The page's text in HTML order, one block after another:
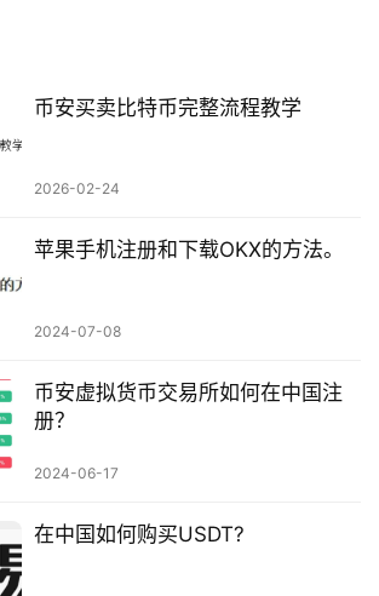
币安买卖比特币完整流程教学
2026-02-24
苹果手机注册和下载OKX的方法。
2024-07-08
币安虚拟货币交易所如何在中国注
册？
2024-06-17
在中国如何购买USDT?